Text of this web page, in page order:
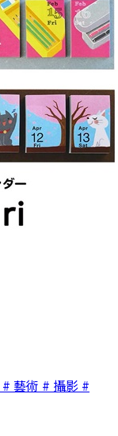
# 藝術 # 攝影 #